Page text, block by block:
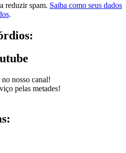
reduzir spam. Saiba como seus dados
.
nosso canal!
pelas metades!